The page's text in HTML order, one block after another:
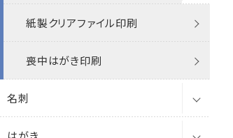
透けない封筒
ケント
撥水封筒
角20封筒(国際A4)
クラフト封筒
角A4封筒
A4封筒
洋4タテ
洋5タテ
A4窓
角0
洋長3
保存袋
開封封筒
クラフト封筒印刷
ケント封筒印刷
紙製クリアファイル印刷
喪中はがき印刷
名刺